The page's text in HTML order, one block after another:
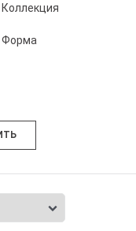
Коллекция
Форма